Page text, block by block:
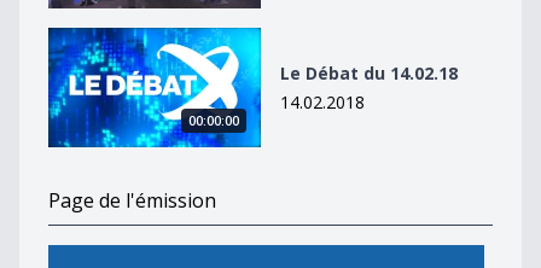
Le Débat du 14.02.18
00:00:00
Le Débat du 14.02.18
14.02.2018
Page de l'émission